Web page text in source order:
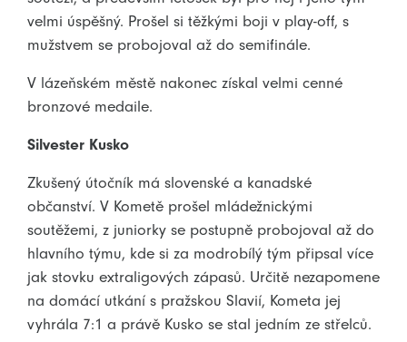
velmi úspěšný. Prošel si těžkými boji v play-off, s
mužstvem se probojoval až do semifinále.
V lázeňském městě nakonec získal velmi cenné
bronzové medaile.
Silvester Kusko
Zkušený útočník má slovenské a kanadské
občanství. V Kometě prošel mládežnickými
soutěžemi, z juniorky se postupně probojoval až do
hlavního týmu, kde si za modrobílý tým připsal více
jak stovku extraligových zápasů. Určitě nezapomene
na domácí utkání s pražskou Slavií, Kometa jej
vyhrála 7:1 a právě Kusko se stal jedním ze střelců.